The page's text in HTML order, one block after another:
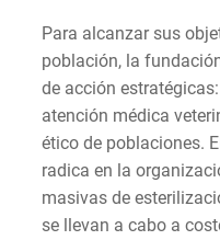
Para alcanzar sus
población, la
de acción
atención médica
ético de poblaciones.
radica en la
masivas de
se llevan a cabo a